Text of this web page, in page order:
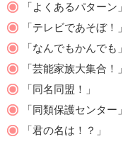
「よくあるパターン」
「テレビであそぼ！」
「なんでもかんでも」
「芸能家族大集合！」
「同名同盟！」
「同類保護センター」
「君の名は！？」